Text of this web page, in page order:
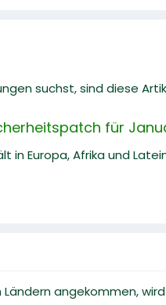
suchst, sind diese
für
in Europa, Afrika und
angekommen,